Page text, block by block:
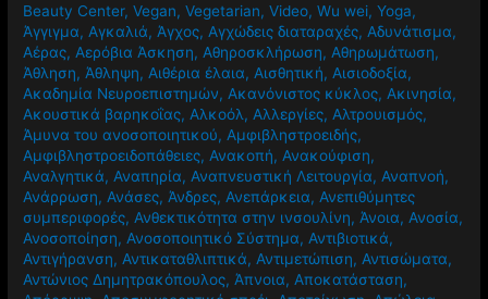
Beauty Center,Vegan,Vegetarian,Video,Wu wei,Yoga,
Άγγιγμα, Αγκαλιά, Άγχος, Αγχώδεις διαταραχές, Αδυνάτισμα,
Αέρας, Αερόβια Άσκηση, Αθηροσκλήρωση, Αθηρωμάτωση,
Άθληση, Άθληψη, Αιθέρια έλαια, Αισθητική, Αισιοδοξία,
Ακαδημία Νευροεπιστημών, Ακανόνιστος κύκλος, Ακινησία,
Ακουστικά βαρηκοΐας, Αλκοόλ, Αλλεργίες, Αλτρουισμός,
Άμυνα του ανοσοποιητικού, Αμφιβληστροειδής,
Αμφιβληστροειδοπάθειες, Ανακοπή, Ανακούφιση,
Αναλγητικά, Αναπηρία, Αναπνευστική Λειτουργία, Αναπνοή,
Ανάρρωση, Ανάσες, Άνδρες, Ανεπάρκεια, Ανεπιθύμητες
συμπεριφορές, Ανθεκτικότητα στην ινσουλίνη, Άνοια, Ανοσία,
Ανοσοποίηση, Ανοσοποιητικό Σύστημα, Αντιβιοτικά,
Αντιγήρανση, Αντικαταθλιπτικά, Αντιμετώπιση, Αντισώματα,
Αντώνιος Δημητρακόπουλος, Άπνοια, Αποκατάσταση,